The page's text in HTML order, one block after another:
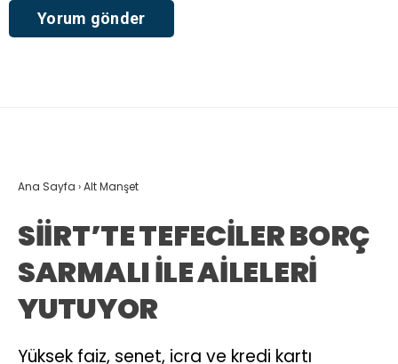
Ana Sayfa ›Alt Manşet
SİİRT’TE TEFECİLER BORÇ
SARMALI İLE AİLELERİ
YUTUYOR
Yüksek faiz, senet, icra ve kredi kartı